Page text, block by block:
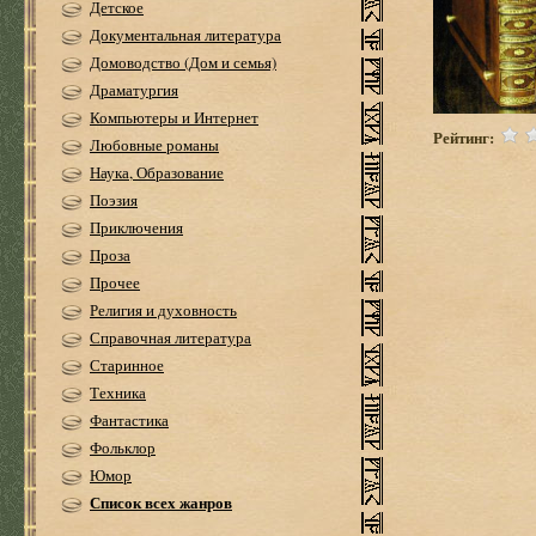
Детское
Документальная литература
Домоводство (Дом и семья)
Драматургия
Компьютеры и Интернет
Любовные романы
Наука, Образование
Поэзия
Приключения
Проза
Прочее
Религия и духовность
Справочная литература
Старинное
Техника
Фантастика
Фольклор
Юмор
Список всех жанров
Рейтинг: